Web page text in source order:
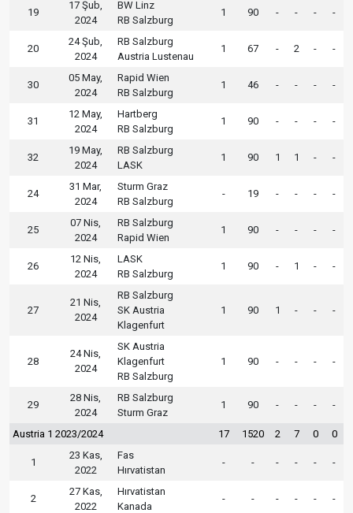
19
17 Şub,
2024
BW Linz
RB Salzburg
1 90 - - - -
20
24 Şub,
2024
RB Salzburg
Austria Lustenau
1 67 - 2 - -
30
05 May,
2024
Rapid Wien
RB Salzburg
1 46 - - - -
31
12 May,
2024
Hartberg
RB Salzburg
1 90 - - - -
32
19 May,
2024
RB Salzburg
LASK
1 90 1 1 - -
24
31 Mar,
2024
Sturm Graz
RB Salzburg
- 19 - - - -
25
07 Nis,
2024
RB Salzburg
Rapid Wien
1 90 - - - -
26
12 Nis,
2024
LASK
RB Salzburg
1 90 - 1 - -
27
21 Nis,
2024
RB Salzburg
SK Austria
Klagenfurt
1 90 1 - - -
28
24 Nis,
2024
SK Austria
Klagenfurt
RB Salzburg
1 90 - - - -
29
28 Nis,
2024
RB Salzburg
Sturm Graz
1 90 - - - -
Austria 1 2023/2024 17 1520 2 7 0 0
1
23 Kas,
2022
Fas
Hırvatistan
- - - - - -
2
27 Kas,
2022
Hırvatistan
Kanada
- - - - - -